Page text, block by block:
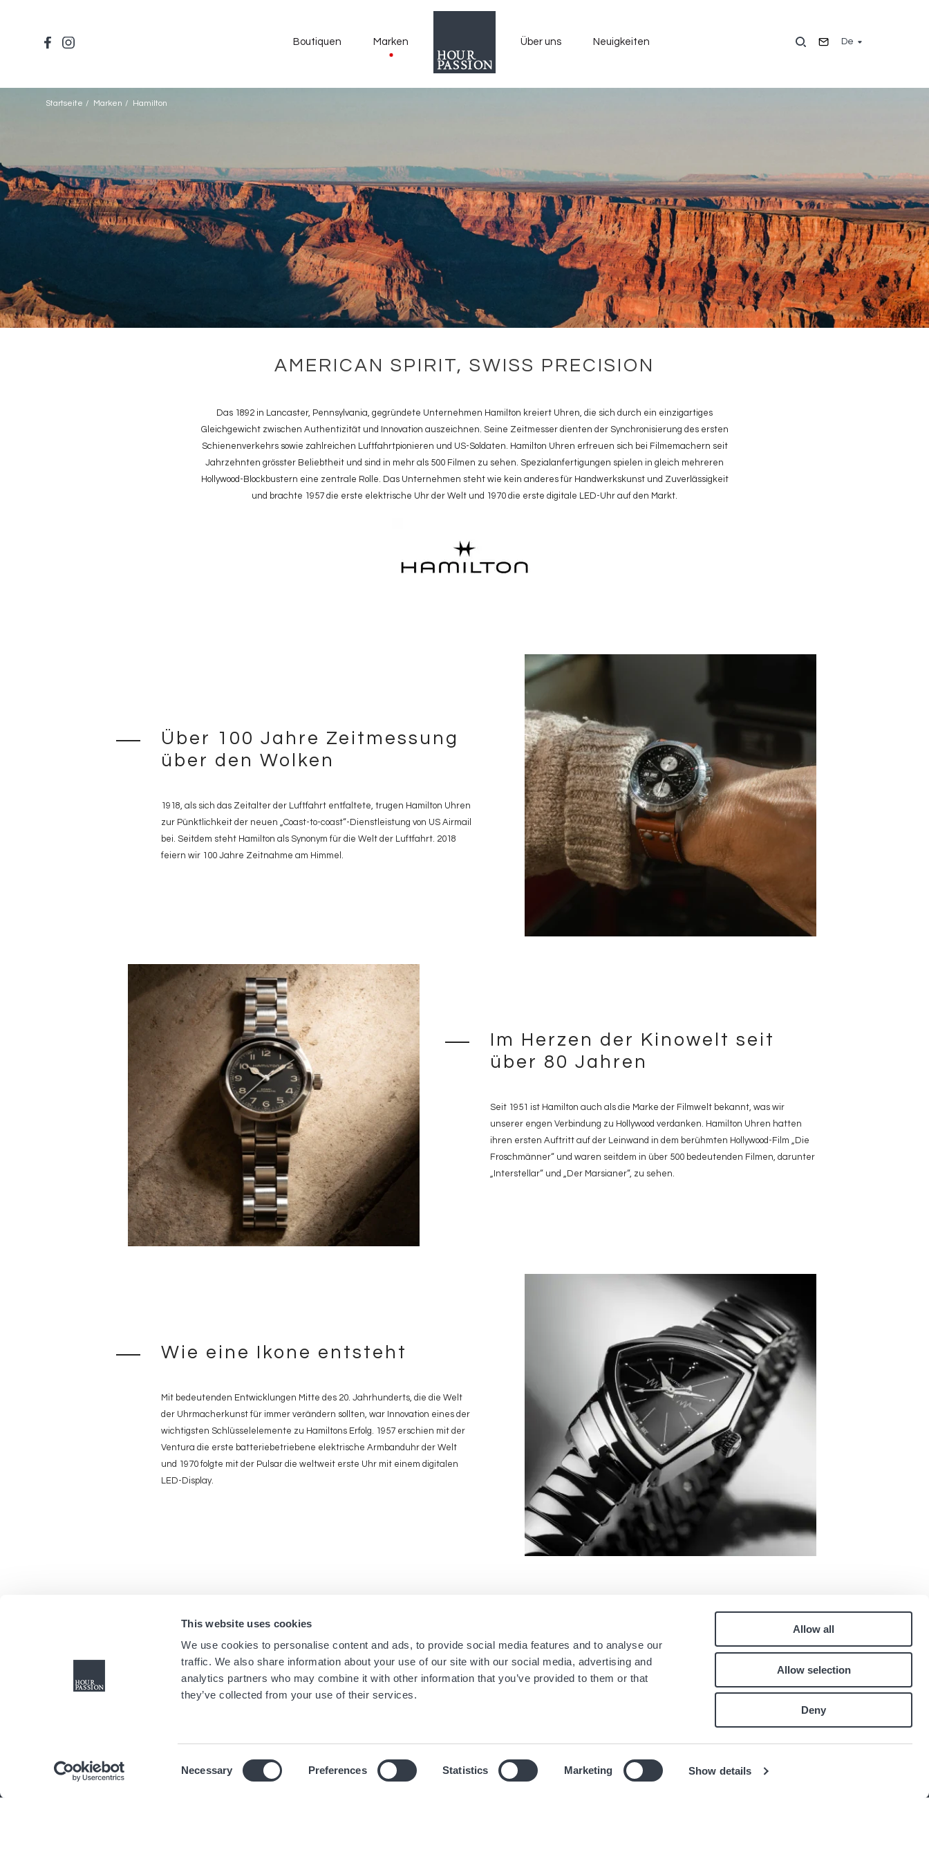
This website uses cookies
We use cookies to personalise content and ads, to provide social media features and to analyse our
traffic. We also share information about your use of our site with our social media, advertising and
analytics partners who may combine it with other information that you’ve provided to them or that
they’ve collected from your use of their services.
Necessary Preferences Statistics Marketing Show details
Allow all
Allow selection
Deny
De
Boutiquen Marken Über uns Neuigkeiten
Startseite Marken Hamilton
AMERICAN SPIRIT, SWISS PRECISION
Das 1892 in Lancaster, Pennsylvania, gegründete Unternehmen Hamilton kreiert Uhren, die sich durch ein einzigartiges
Gleichgewicht zwischen Authentizität und Innovation auszeichnen. Seine Zeitmesser dienten der Synchronisierung des ersten
Schienenverkehrs sowie zahlreichen Luftfahrtpionieren und US-Soldaten. Hamilton Uhren erfreuen sich bei Filmemachern seit
Jahrzehnten grösster Beliebtheit und sind in mehr als 500 Filmen zu sehen. Spezialanfertigungen spielen in gleich mehreren
Hollywood-Blockbustern eine zentrale Rolle. Das Unternehmen steht wie kein anderes für Handwerkskunst und Zuverlässigkeit
und brachte 1957 die erste elektrische Uhr der Welt und 1970 die erste digitale LED-Uhr auf den Markt.
Über 100 Jahre Zeitmessung
über den Wolken
1918, als sich das Zeitalter der Luftfahrt entfaltete, trugen Hamilton Uhren
zur Pünktlichkeit der neuen „Coast-to-coast“-Dienstleistung von US Airmail
bei. Seitdem steht Hamilton als Synonym für die Welt der Luftfahrt. 2018
feiern wir 100 Jahre Zeitnahme am Himmel.
Im Herzen der Kinowelt seit
über 80 Jahren
Seit 1951 ist Hamilton auch als die Marke der Filmwelt bekannt, was wir
unserer engen Verbindung zu Hollywood verdanken. Hamilton Uhren hatten
ihren ersten Auftritt auf der Leinwand in dem berühmten Hollywood-Film „Die
Froschmänner“ und waren seitdem in über 500 bedeutenden Filmen, darunter
„Interstellar“ und „Der Marsianer“, zu sehen.
Wie eine Ikone entsteht
Mit bedeutenden Entwicklungen Mitte des 20. Jahrhunderts, die die Welt
der Uhrmacherkunst für immer verändern sollten, war Innovation eines der
wichtigsten Schlüsselelemente zu Hamiltons Erfolg. 1957 erschien mit der
Ventura die erste batteriebetriebene elektrische Armbanduhr der Welt
und 1970 folgte mit der Pulsar die weltweit erste Uhr mit einem digitalen
LED-Display.
Navigation
principale
Startseite
Marken
Menu
footer
Newsletters aus den Boutiquen
Pied